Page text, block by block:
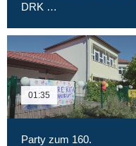
DRK …
01:35
Party zum 160.